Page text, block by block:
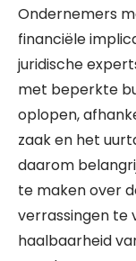
Ondernemers
financiële
juridische
met beperkte
oplopen,
zaak en het
daarom
te maken over
verrassingen te
haalbaarheid